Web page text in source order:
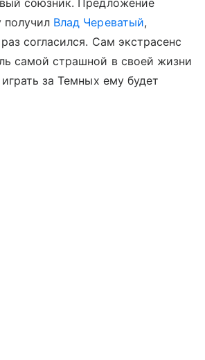
получил Влад Череватый,
согласился. Сам экстрасенс
самой страшной в своей жизни
за Темных ему будет